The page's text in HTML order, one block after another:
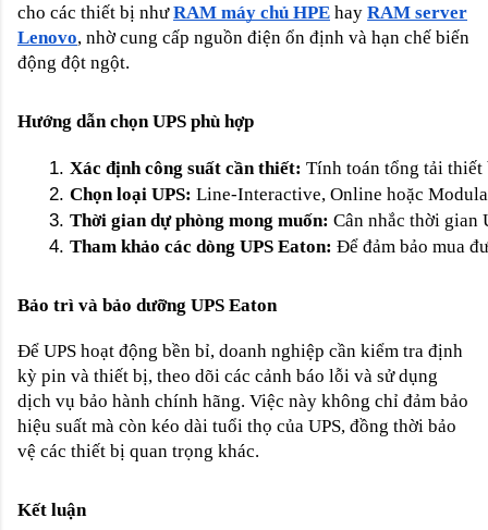
cho các thiết bị như RAM máy chủ HPE hay RAM server
Lenovo, nhờ cung cấp nguồn điện ổn định và hạn chế biến
động đột ngột.
Hướng dẫn chọn UPS phù hợp
Xác định công suất cần thiết: Tính toán tổng tải thiết
Chọn loại UPS: Line-Interactive, Online hoặc
Thời gian dự phòng mong muốn: Cân nhắc thời gian
Tham khảo các dòng UPS Eaton: Để đảm bảo mua
Bảo trì và bảo dưỡng UPS Eaton
Để UPS hoạt động bền bỉ, doanh nghiệp cần kiểm tra định
kỳ pin và thiết bị, theo dõi các cảnh báo lỗi và sử dụng
dịch vụ bảo hành chính hãng. Việc này không chỉ đảm bảo
hiệu suất mà còn kéo dài tuổi thọ của UPS, đồng thời bảo
vệ các thiết bị quan trọng khác.
Kết luận